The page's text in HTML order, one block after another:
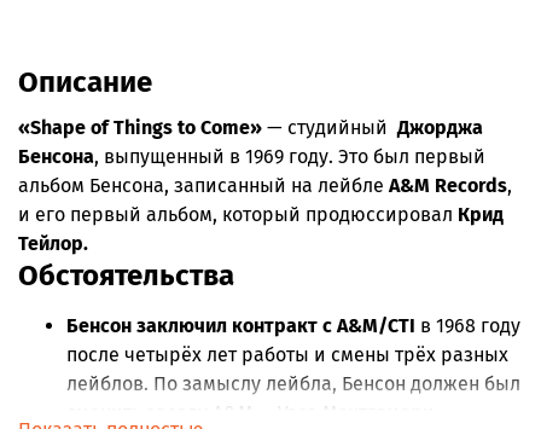
Описание
«Shape of Things to Come» — студийныйДжорджа
Бенсона, выпущенный в 1969 году. Это был первый
альбом Бенсона, записанный на лейбле A&M Records,
и его первый альбом, который продюссировал Крид
Тейлор.
Обстоятельства
Бенсон заключил контракт с A&M/CTI в 1968 году
после четырёх лет работы и смены трёх разных
лейблов. По замыслу лейбла, Бенсон должен был
сменить звезду A&M — Уэса Монтгомери,